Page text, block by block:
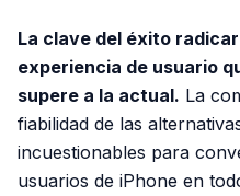
La clave del éxito
experiencia de usuario
supere a la actual. La
fiabilidad de las
incuestionables para
usuarios de iPhone en